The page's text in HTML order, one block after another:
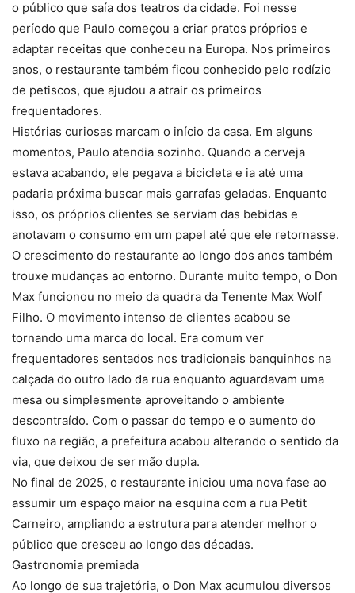
o público que saía dos teatros da cidade. Foi nesse
período que Paulo começou a criar pratos próprios e
adaptar receitas que conheceu na Europa. Nos primeiros
anos, o restaurante também ficou conhecido pelo rodízio
de petiscos, que ajudou a atrair os primeiros
frequentadores.
Histórias curiosas marcam o início da casa. Em alguns
momentos, Paulo atendia sozinho. Quando a cerveja
estava acabando, ele pegava a bicicleta e ia até uma
padaria próxima buscar mais garrafas geladas. Enquanto
isso, os próprios clientes se serviam das bebidas e
anotavam o consumo em um papel até que ele retornasse.
O crescimento do restaurante ao longo dos anos também
trouxe mudanças ao entorno. Durante muito tempo, o Don
Max funcionou no meio da quadra da Tenente Max Wolf
Filho. O movimento intenso de clientes acabou se
tornando uma marca do local. Era comum ver
frequentadores sentados nos tradicionais banquinhos na
calçada do outro lado da rua enquanto aguardavam uma
mesa ou simplesmente aproveitando o ambiente
descontraído. Com o passar do tempo e o aumento do
fluxo na região, a prefeitura acabou alterando o sentido da
via, que deixou de ser mão dupla.
No final de 2025, o restaurante iniciou uma nova fase ao
assumir um espaço maior na esquina com a rua Petit
Carneiro, ampliando a estrutura para atender melhor o
público que cresceu ao longo das décadas.
Gastronomia premiada
Ao longo de sua trajetória, o Don Max acumulou diversos